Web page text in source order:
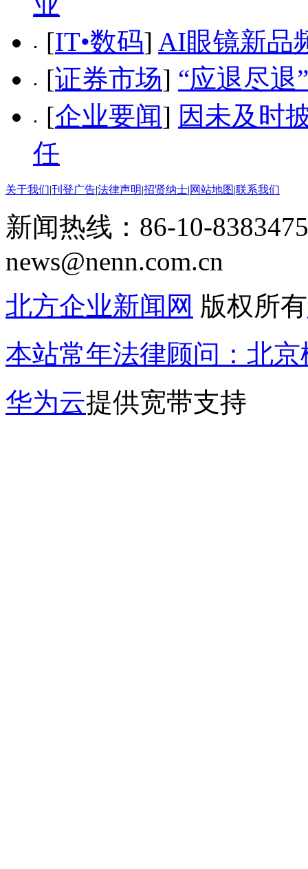
[IT•数码] AI眼镜新品
[证券市场] “应退尽退
[企业要闻] 因未及时
任
关于我们|刊登广告|法律声明|招贤纳士|网站地图|联系我们
新闻热线：86-10-
news@nenn.com.cn
北方企业新闻网 版权所有
本站常年法律顾问：北
华为云提供宽带支持